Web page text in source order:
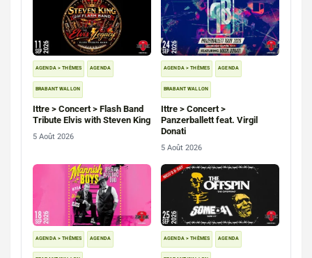
AGENDA > THÈMES AGENDA
BRABANT WALLON
Ittre > Concert > Flash Band
Tribute Elvis with Steven King
5 Août 2026
AGENDA > THÈMES AGENDA
BRABANT WALLON
Ittre > Concert >
Panzerballett feat. Virgil
Donati
5 Août 2026
AGENDA > THÈMES AGENDA AGENDA > THÈMES AGENDA